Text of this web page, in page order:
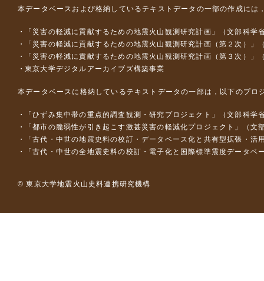
本データベースおよび格納しているテキストデータの一部の作成には
「災害の軽減に貢献するための地震火山観測研究計画」（文部科学
「災害の軽減に貢献するための地震火山観測研究計画（第２次）」
「災害の軽減に貢献するための地震火山観測研究計画（第３次）」
東京大学デジタルアーカイブズ構築事業
本データベースに格納しているテキストデータの一部は，以下のプロ
「ひずみ集中帯の重点的調査観測・研究プロジェクト」（文部科
「都市の脆弱性が引き起こす激甚災害の軽減化プロジェクト」（
「古代・中世の地震史料の校訂・データベース化と共有型拡張・
「古代・中世の全地震史料の校訂・電子化と国際標準震度データ
© 東京大学地震火山史料連携研究機構